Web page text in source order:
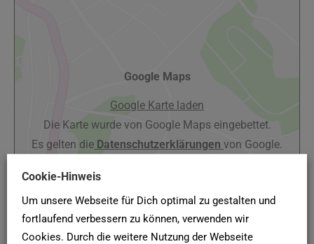
Google Maps
Google Karte laden
Die Karte wurde von Google Maps eingebettet.
Es gelten die Datenschutzerklärungen von Google.
Cookie-Hinweis
Um unsere Webseite für Dich optimal zu gestalten und
fortlaufend verbessern zu können, verwenden wir
Cookies. Durch die weitere Nutzung der Webseite